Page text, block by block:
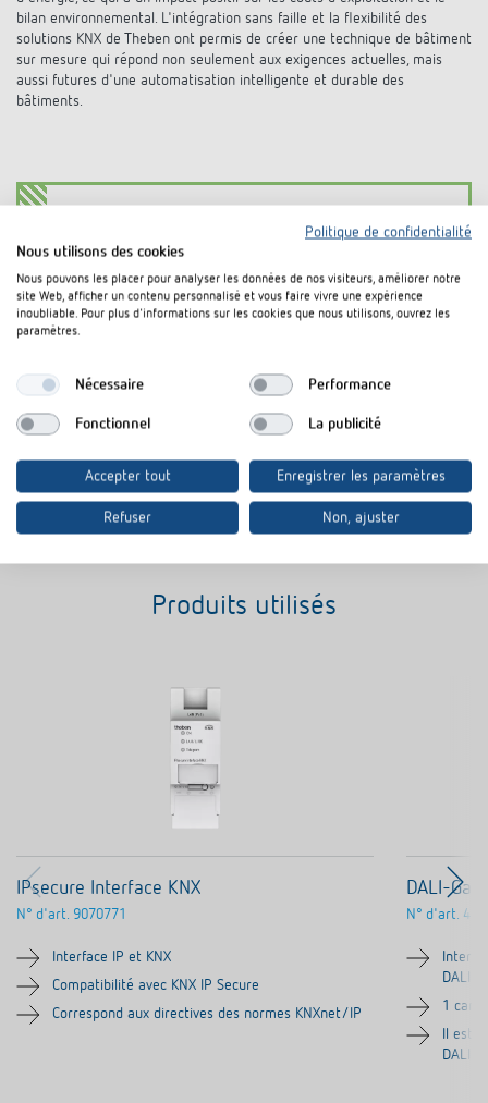
bilan environnemental. L'intégration sans faille et la flexibilité des
solutions KNX de Theben ont permis de créer une technique de bâtiment
sur mesure qui répond non seulement aux exigences actuelles, mais
aussi futures d'une automatisation intelligente et durable des
bâtiments.
GeneSys Elektrotechnik GmbH, Offenburg
Alfred Warth Gebäudetechnik, Rastatt
Produits utilisés
IPsecure Interface KNX
N° d'art. 9070771
Interface IP et KNX
Compatibilité avec KNX IP Secure
Correspond aux directives des normes KNXnet/IP
DALI-
N° d'art.
DALI-2
1
Il est
DALI
Politique de confidentialité
Nous utilisons des cookies
Nous pouvons les placer pour analyser les données de nos visiteurs, améliorer notre
site Web, afficher un contenu personnalisé et vous faire vivre une expérience
inoubliable. Pour plus d'informations sur les cookies que nous utilisons, ouvrez les
paramètres.
Nécessaire Performance
Fonctionnel La publicité
Accepter tout Enregistrer les paramètres
Refuser Non, ajuster